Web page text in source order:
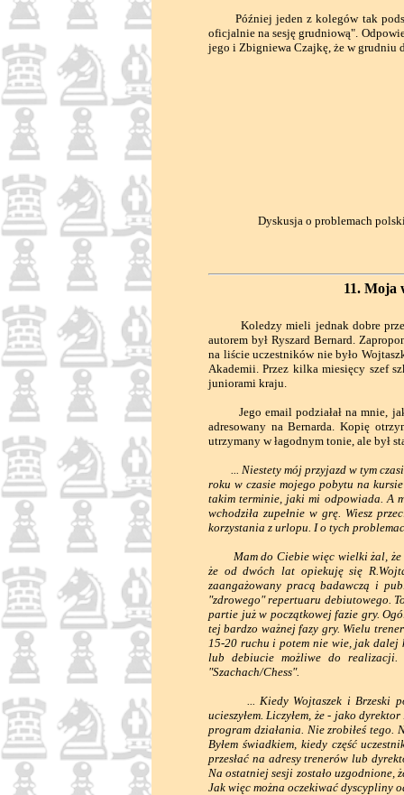
Później jeden z kolegów tak
oficjalnie na sesję grudniową".
jego i Zbigniewa Czajkę, że w grudniu
Dyskusja o problemach
11. Moja
Koledzy mieli jednak dobre
autorem był Ryszard Bernard.
na liście uczestników nie było
Akademii. Przez kilka miesięcy szef
juniorami kraju.
Jego email podziałał na mnie, jak
adresowany na Bernarda. Kopię
utrzymany w łagodnym tonie, ale był
... Niestety mój przyjazd w tym
roku w czasie mojego pobytu na
takim terminie, jaki mi odpowiada. A
wchodziła zupełnie w grę. Wiesz
korzystania z urlopu. I o tych
Mam do Ciebie więc wielki żal, że
że od dwóch lat opiekuję się
zaangażowany pracą badawczą i
"zdrowego" repertuaru debiutowego.
partie już w początkowej fazie gry.
tej bardzo ważnej fazy gry. Wielu
15-20 ruchu i potem nie wie, jak dalej
lub debiucie możliwe do
"Szachach/Chess".
... Kiedy Wojtaszek i Brzeski
ucieszyłem. Liczyłem, że - jako
program działania. Nie zrobiłeś tego.
Byłem świadkiem, kiedy część
przesłać na adresy trenerów lub
Na ostatniej sesji zostało uzgodnione,
Jak więc można oczekiwać dyscypliny